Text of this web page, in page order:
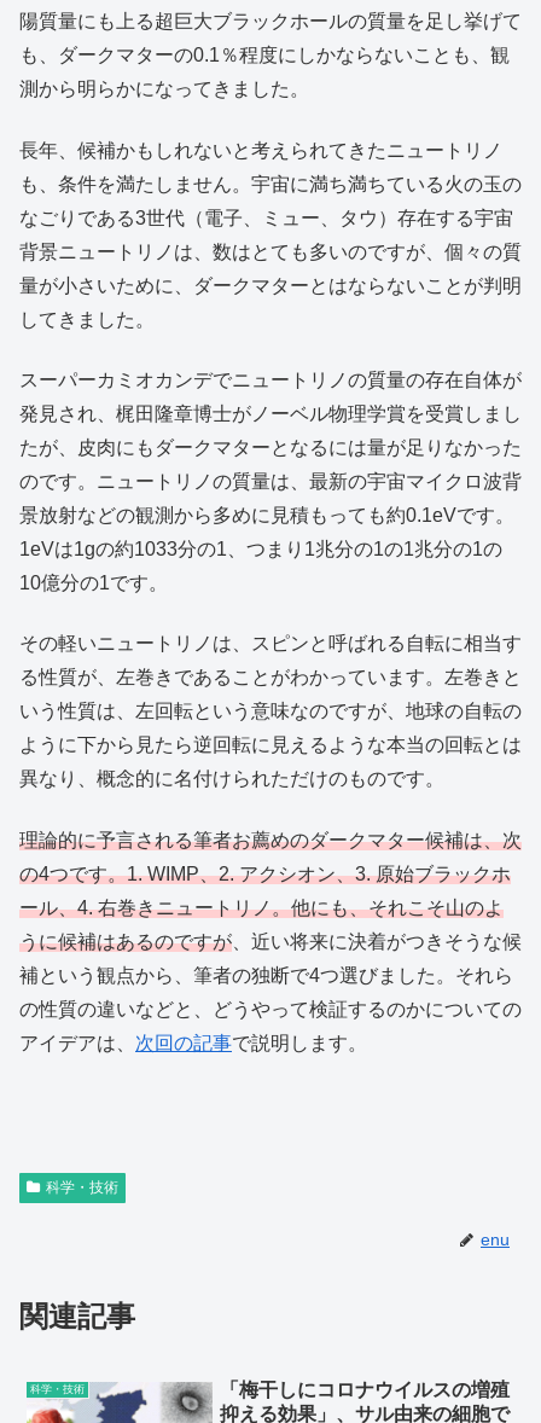
陽質量にも上る超巨大ブラックホールの質量を足し挙げて
も、ダークマターの0.1％程度にしかならないことも、観
測から明らかになってきました。
長年、候補かもしれないと考えられてきたニュートリノ
も、条件を満たしません。宇宙に満ち満ちている火の玉の
なごりである3世代（電子、ミュー、タウ）存在する宇宙
背景ニュートリノは、数はとても多いのですが、個々の質
量が小さいために、ダークマターとはならないことが判明
してきました。
スーパーカミオカンデでニュートリノの質量の存在自体が
発見され、梶田隆章博士がノーベル物理学賞を受賞しまし
たが、皮肉にもダークマターとなるには量が足りなかった
のです。ニュートリノの質量は、最新の宇宙マイクロ波背
景放射などの観測から多めに見積もっても約0.1eVです。
1eVは1gの約1033分の1、つまり1兆分の1の1兆分の1の
10億分の1です。
その軽いニュートリノは、スピンと呼ばれる自転に相当す
る性質が、左巻きであることがわかっています。左巻きと
いう性質は、左回転という意味なのですが、地球の自転の
ように下から見たら逆回転に見えるような本当の回転とは
異なり、概念的に名付けられただけのものです。
理論的に予言される筆者お薦めのダークマター候補は、次
の4つです。1. WIMP、2. アクシオン、3. 原始ブラックホ
ール、4. 右巻きニュートリノ。他にも、それこそ山のよ
うに候補はあるのですが 、近い将来に決着がつきそうな候
補という観点から、筆者の独断で4つ選びました。それら
の性質の違いなどと、どうやって検証するのかについての
アイデアは、 次回の記事で説明します。
科学・技術
enu
関連記事
科学・技術
「梅干しにコロナウイルスの増殖
抑える効果」、サル由来の細胞で